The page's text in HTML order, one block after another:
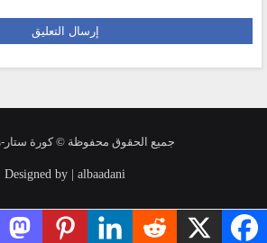
جميع الحقوق محفوظة © كورة ستار-kora stars
Designed by | albaadani